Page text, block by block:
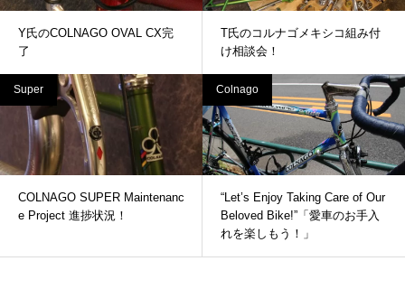
Y氏のCOLNAGO OVAL CX完
了
T氏のコルナゴメキシコ組み付
け相談会！
Super
COLNAGO SUPER Maintenanc
e Project 進捗状況！
Colnago
“Let’s Enjoy Taking Care of Our
Beloved Bike!”「愛車のお手入
れを楽しもう！」